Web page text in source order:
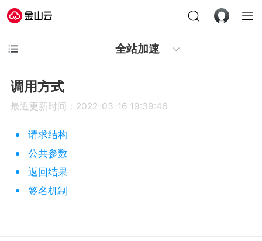
全站加速
调用方式
最近更新时间：2022-03-16 19:39:46
请求结构
公共参数
返回结果
签名机制